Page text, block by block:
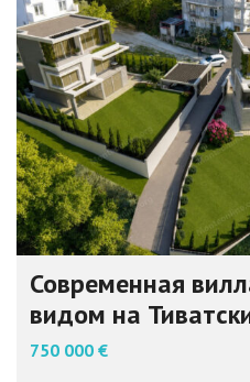
Современная
видом на
750 000 €